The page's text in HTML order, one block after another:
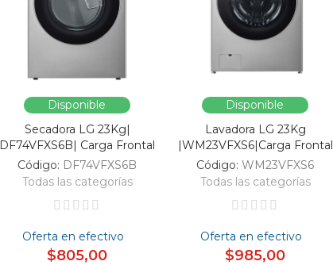
Disponible
Secadora LG 23Kg|
DF74VFXS6B| Carga Frontal
Código: DF74VFXS6B
Todas las categorías
Oferta en efectivo
$805,00
Disponible
Lavadora LG 23Kg
|WM23VFXS6|Carga Frontal
Código: WM23VFXS6
Todas las categorías
Oferta en efectivo
$985,00